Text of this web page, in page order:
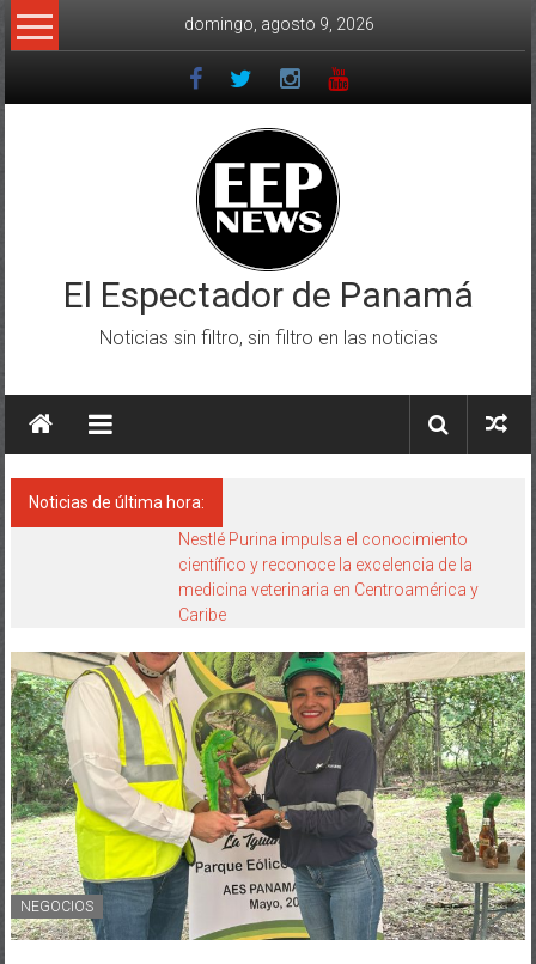
Saltar
al
domingo, agosto 9, 2026
El Espectador de Panamá
Noticias sin filtro, sin filtro en las noticias
Noticias de última hora:
Nestlé Purina impulsa el conocimiento
científico y reconoce la excelencia de la
medicina veterinaria en Centroamérica y
Caribe
NEGOCIOS